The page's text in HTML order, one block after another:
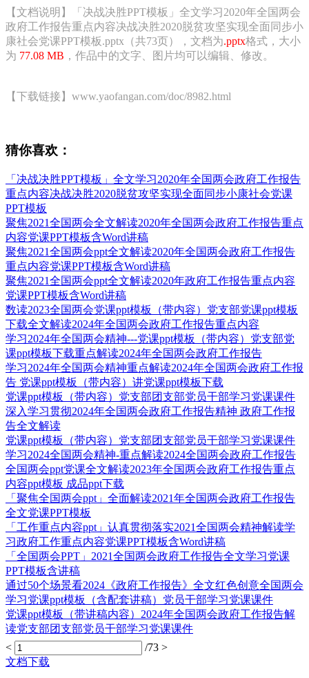
【文档说明】「决战决胜PPT模板」全文学习2020年全国两会
政府工作报告重点内容决战决胜2020脱贫攻坚实现全面同步小
康社会党课PPT模板.pptx（共73页），文档为.pptx格式，大小
为 77.08 MB ，作品中的文字、图片均可以编辑、修改。
【下载链接】www.yaofangan.com/doc/8982.html
猜你喜欢：
「决战决胜PPT模板」全文学习2020年全国两会政府工作报告
重点内容决战决胜2020脱贫攻坚实现全面同步小康社会党课
PPT模板
聚焦2021全国两会全文解读2020年全国两会政府工作报告重点
内容党课PPT模板含Word讲稿
聚焦2021全国两会ppt全文解读2020年全国两会政府工作报告
重点内容党课PPT模板含Word讲稿
聚焦2021全国两会ppt全文解读2020年政府工作报告重点内容
党课PPT模板含Word讲稿
数读2023全国两会党课ppt模板（带内容）党支部党课ppt模板
下载全文解读2024年全国两会政府工作报告重点内容
学习2024年全国两会精神---党课ppt模板（带内容）党支部党
课ppt模板下载重点解读2024年全国两会政府工作报告
学习2024年全国两会精神重点解读2024年全国两会政府工作报
告 党课ppt模板（带内容）讲党课ppt模板下载
党课ppt模板（带内容）党支部团支部党员干部学习党课课件
深入学习贯彻2024年全国两会政府工作报告精神 政府工作报
告全文解读
党课ppt模板（带内容）党支部团支部党员干部学习党课课件
学习2024全国两会精神-重点解读2024全国两会政府工作报告
全国两会ppt党课全文解读2023年全国两会政府工作报告重点
内容ppt模板 成品ppt下载
「聚焦全国两会ppt」全面解读2021年全国两会政府工作报告
全文党课PPT模板
「工作重点内容ppt」认真贯彻落实2021全国两会精神解读学
习政府工作重点内容党课PPT模板含Word讲稿
「全国两会PPT」2021全国两会政府工作报告全文学习党课
PPT模板含讲稿
通过50个场景看2024《政府工作报告》全文红色创意全国两会
学习党课ppt模板（含配套讲稿）党员干部学习党课课件
党课ppt模板（带讲稿内容）2024年全国两会政府工作报告解
读党支部团支部党员干部学习党课课件
<
/73 >
文档下载